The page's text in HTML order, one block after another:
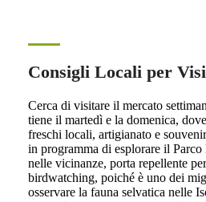
Consigli Locali per
Cerca di visitare il mercato
tiene il martedì e la domenica,
freschi locali, artigianato e
in programma di esplorare il
nelle vicinanze, porta repellente
birdwatching, poiché è uno dei
osservare la fauna selvatica nelle